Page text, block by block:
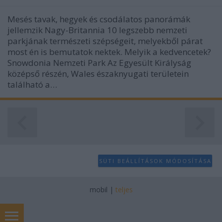
Mesés tavak, hegyek és csodálatos panorámák
jellemzik Nagy-Britannia 10 legszebb nemzeti
parkjának természeti szépségeit, melyekből párat
most én is bemutatok nektek. Melyik a kedvencetek?
Snowdonia Nemzeti Park Az Egyesült Királyság
középső részén, Wales északnyugati területein
található a…
H O T E L E K
SÜTI BEÁLLÍTÁSOK MÓDOSÍTÁSA
mobil | teljes